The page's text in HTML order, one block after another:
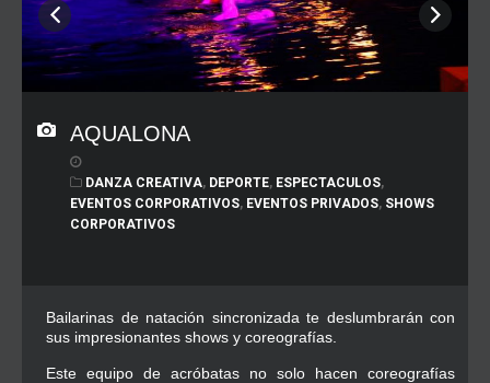
AQUALONA
DANZA CREATIVA, DEPORTE, ESPECTACULOS,
EVENTOS CORPORATIVOS, EVENTOS PRIVADOS, SHOWS
CORPORATIVOS
Bailarinas de natación sincronizada te deslumbrarán con
sus impresionantes shows y coreografías.
Este equipo de acróbatas no solo hacen coreografías